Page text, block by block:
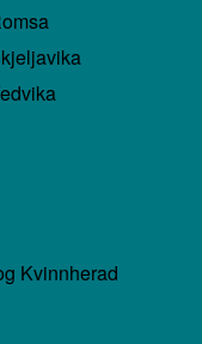
Kvinnherad